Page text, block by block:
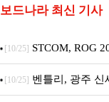
보드나라 최신 기사
[10/25] STCOM, ROG
Crosshair X870E
[10/25] 벤틀리, 광주 신